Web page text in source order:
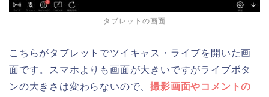
タブレットの画面
こちらがタブレットでツイキャス・ライブを開いた画
面です。スマホよりも画面が大きいですがライブボタ
ンの大きさは変わらないので、撮影画面やコメントの